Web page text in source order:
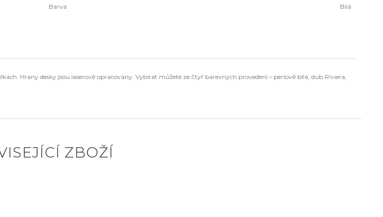
Barva Bílá
Hrany desky jsou laserově opracovány. Vybírat můžete ze čtyř barevných provedení – perlově bílá, dub Riviera,
ZBOŽÍ